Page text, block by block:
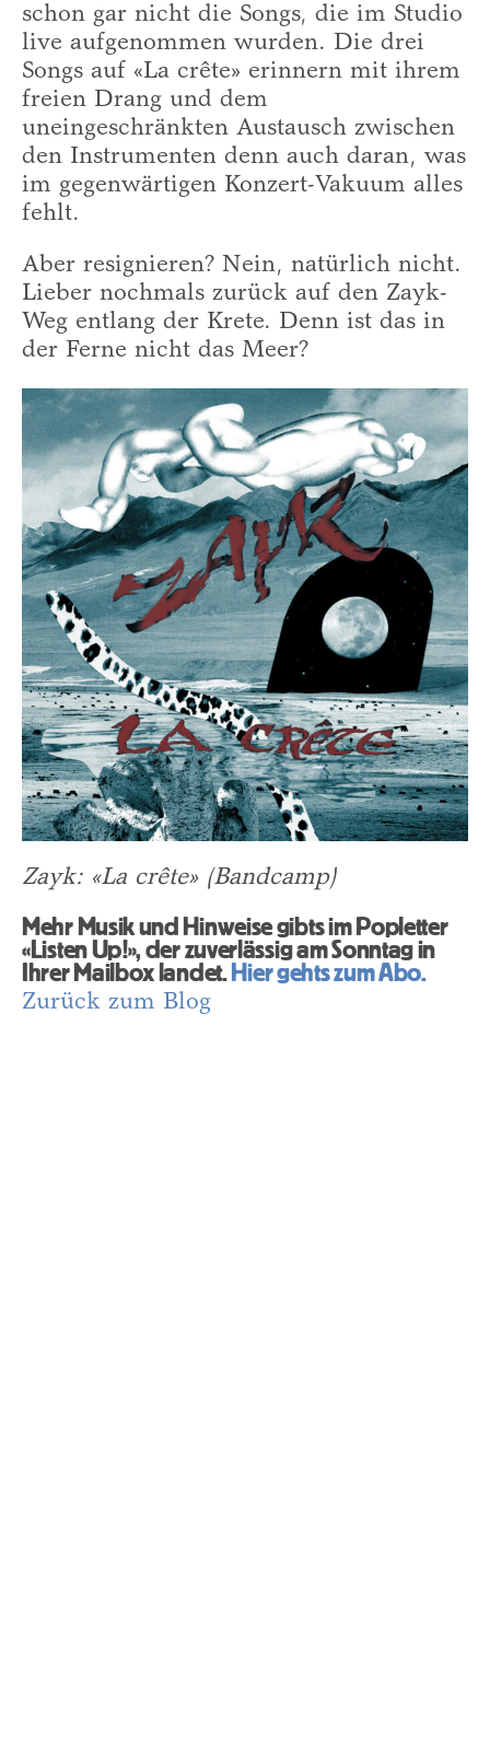
schon gar nicht die Songs, die im Studio
live aufgenommen wurden. Die drei
Songs auf «La crête» erinnern mit ihrem
freien Drang und dem
uneingeschränkten Austausch zwischen
den Instrumenten denn auch daran, was
im gegenwärtigen Konzert-Vakuum alles
fehlt.
Aber resignieren? Nein, natürlich nicht.
Lieber nochmals zurück auf den Zayk-
Weg entlang der Krete. Denn ist das in
der Ferne nicht das Meer?
Zayk: «La crête» (Bandcamp)
Mehr Musik und Hinweise gibts im Popletter
«Listen Up!», der zuverlässig am Sonntag in
Ihrer Mailbox landet.Hier gehts zum Abo.
Zurück zum Blog